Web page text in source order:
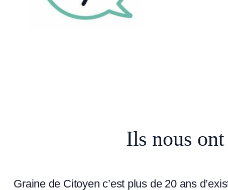
Ils nous
Graine de Citoyen c’est plus de 20 ans